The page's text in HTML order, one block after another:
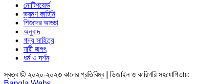
নোটিশবোর্ড
ভ্রমণ কাহিনি
শিশুদের আড্ডা
অনুবাদ
গদ্য সাহিত্য
নারী জগৎ
ধর্ম ও দর্শন
স্বত্ব © ২০২০-২০২৩ কালের প্রতিবিম্ব | ডিজাইন ও কারিগরি সহযোগিতায়: